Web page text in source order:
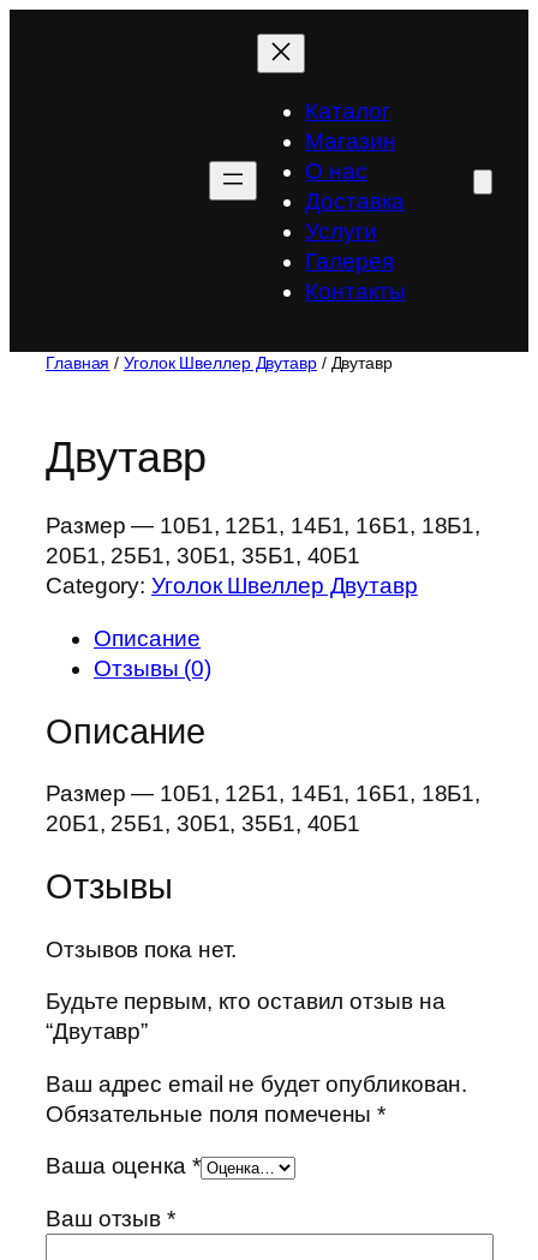
Каталог
Магазин
О нас
Доставка
Услуги
Галерея
Контакты
Главная /Уголок Швеллер Двутавр/ Двутавр
Двутавр
Размер — 10Б1, 12Б1, 14Б1, 16Б1, 18Б1,
20Б1, 25Б1, 30Б1, 35Б1, 40Б1
Category:Уголок Швеллер Двутавр
Описание
Отзывы (0)
Описание
Размер — 10Б1, 12Б1, 14Б1, 16Б1, 18Б1,
20Б1, 25Б1, 30Б1, 35Б1, 40Б1
Отзывы
Отзывов пока нет.
Будьте первым, кто оставил отзыв на
“Двутавр”
Ваш адрес email не будет опубликован.
Обязательные поля помечены*
Ваша оценка *
Ваш отзыв*